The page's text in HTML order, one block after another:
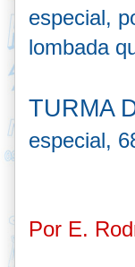
especial,
lombada
TURMA
especial,
Por E.